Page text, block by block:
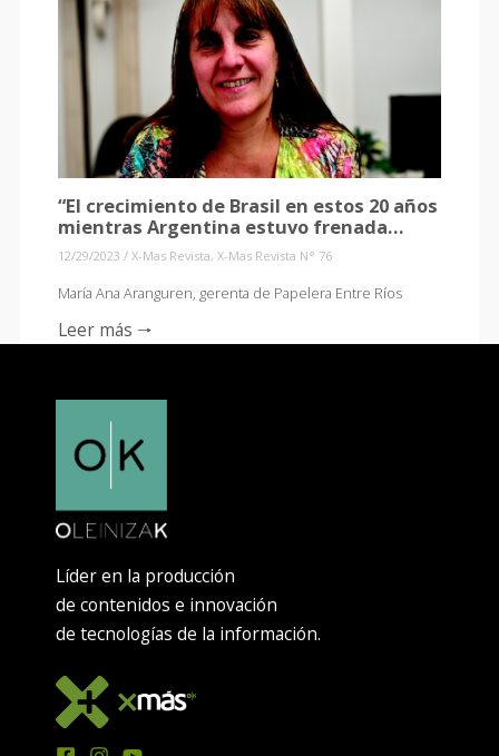
“El crecimiento de Brasil en estos 20 años
mientras Argentina estuvo frenada…
12/29/2023 / X-Mas Revista, X-Mas Revista N° 76
María Ana Aranguren, gerenta de Papelera Entre Ríos
Leer más 🠒
Líder en la producción
de contenidos e innovación
de tecnologías de la información.